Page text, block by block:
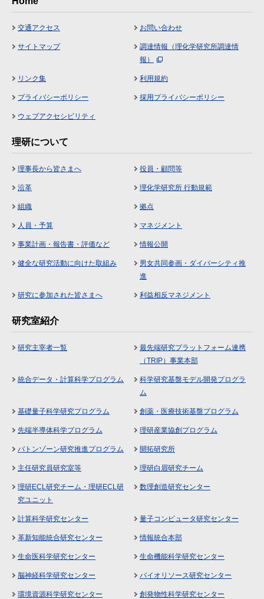
交通アクセス お問い合わせ
サイトマップ
調達情報（理化学研究所調達情
報）
リンク集 利用規約
プライバシーポリシー 採用プライバシーポリシー
ウェブアクセシビリティ
理研について
理事長から皆さまへ 役員・顧問等
沿革 理化学研究所 行動規範
組織 拠点
人員・予算 マネジメント
事業計画・報告書・評価など 情報公開
健全な研究活動に向けた取組み
男女共同参画・ダイバーシティ推
進
研究に参加された皆さまへ 利益相反マネジメント
研究室紹介
研究主宰者一覧
最先端研究プラットフォーム連携
（TRIP）事業本部
統合データ・計算科学プログラム
科学研究基盤モデル開発プログラ
ム
基礎量子科学研究プログラム 創薬・医療技術基盤プログラム
先端半導体科学プログラム 理研産業協創プログラム
バトンゾーン研究推進プログラム 開拓研究所
主任研究員研究室等 理研白眉研究チーム
理研ECL研究チーム・理研ECL研
究ユニット
数理創造研究センター
計算科学研究センター 量子コンピュータ研究センター
革新知能統合研究センター 情報統合本部
生命医科学研究センター 生命機能科学研究センター
脳神経科学研究センター バイオリソース研究センター
環境資源科学研究センター 創発物性科学研究センター